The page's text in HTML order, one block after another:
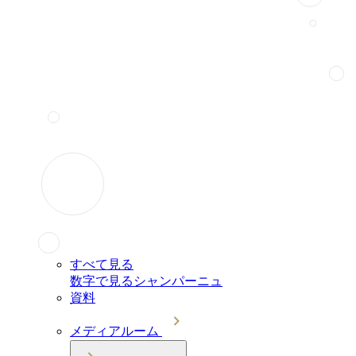
すべて見る
数字で見るシャンパーニュ
資料
メディアルーム